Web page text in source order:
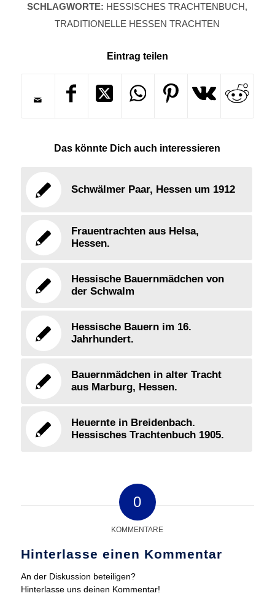
SCHLAGWORTE: HESSISCHES TRACHTENBUCH,
TRADITIONELLE HESSEN TRACHTEN
Eintrag teilen
Das könnte Dich auch interessieren
Schwälmer Paar, Hessen um 1912
Frauentrachten aus Helsa,
Hessen.
Hessische Bauernmädchen von
der Schwalm
Hessische Bauern im 16.
Jahrhundert.
Bauernmädchen in alter Tracht
aus Marburg, Hessen.
Heuernte in Breidenbach.
Hessisches Trachtenbuch 1905.
0
KOMMENTARE
Hinterlasse einen Kommentar
An der Diskussion beteiligen?
Hinterlasse uns deinen Kommentar!